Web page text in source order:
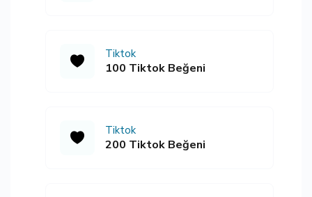
Tiktok
100 Tiktok Beğeni
Tiktok
200 Tiktok Beğeni